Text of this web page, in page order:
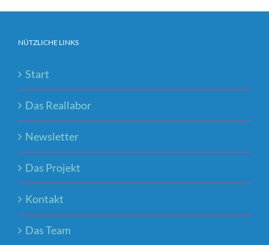
NÜTZLICHE LINKS
Start
Das Reallabor
Newsletter
Das Projekt
Kontakt
Das Team